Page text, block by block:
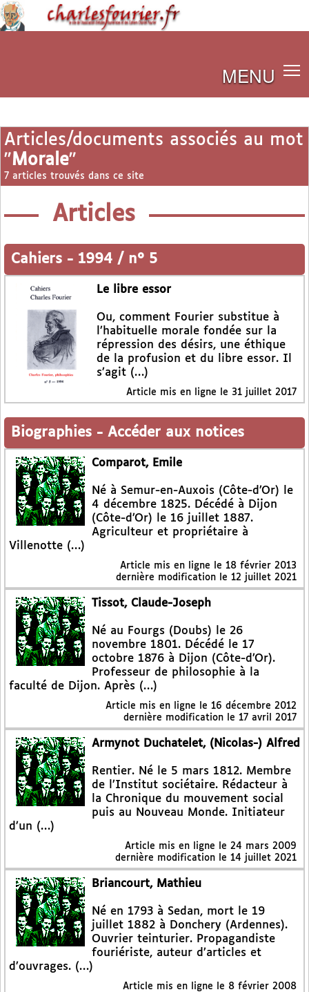
MENU
Articles/documents associés au mot
"Morale"
7 articles trouvés dans ce site
Articles
Cahiers - 1994 / n° 5
Le libre essor
Ou, comment Fourier substitue à
l’habituelle morale fondée sur la
répression des désirs, une éthique
de la profusion et du libre essor. Il
s’agit (…)
Article mis en ligne le 31 juillet 2017
Biographies - Accéder aux notices
Comparot, Emile
Né à Semur-en-Auxois (Côte-d’Or) le
4 décembre 1825. Décédé à Dijon
(Côte-d’Or) le 16 juillet 1887.
Agriculteur et propriétaire à
Villenotte (…)
Article mis en ligne le 18 février 2013
dernière modification le 12 juillet 2021
Tissot, Claude-Joseph
Né au Fourgs (Doubs) le 26
novembre 1801. Décédé le 17
octobre 1876 à Dijon (Côte-d’Or).
Professeur de philosophie à la
faculté de Dijon. Après (…)
Article mis en ligne le 16 décembre 2012
dernière modification le 17 avril 2017
Armynot Duchatelet, (Nicolas-) Alfred
Rentier. Né le 5 mars 1812. Membre
de l’Institut sociétaire. Rédacteur à
la Chronique du mouvement social
puis au Nouveau Monde. Initiateur
d’un (…)
Article mis en ligne le 24 mars 2009
dernière modification le 14 juillet 2021
Briancourt, Mathieu
Né en 1793 à Sedan, mort le 19
juillet 1882 à Donchery (Ardennes).
Ouvrier teinturier. Propagandiste
fouriériste, auteur d’articles et
d’ouvrages. (…)
Article mis en ligne le 8 février 2008